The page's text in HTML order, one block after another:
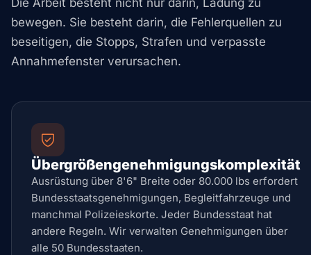
Die Arbeit besteht nicht nur darin, Ladung zu
bewegen. Sie besteht darin, die Fehlerquellen zu
beseitigen, die Stopps, Strafen und verpasste
Annahmefenster verursachen.
Übergrößengenehmigungskomplexität
Ausrüstung über 8'6" Breite oder 80.000 lbs erfordert
Bundesstaatsgenehmigungen, Begleitfahrzeuge und
manchmal Polizeieskorte. Jeder Bundesstaat hat
andere Regeln. Wir verwalten Genehmigungen über
alle 50 Bundesstaaten.